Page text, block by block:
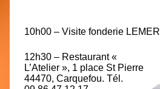
10h00 – Visite fonderie LEMER
12h30 – Restaurant «
L’Atelier », 1 place St Pierre
44470, Carquefou. Tél.